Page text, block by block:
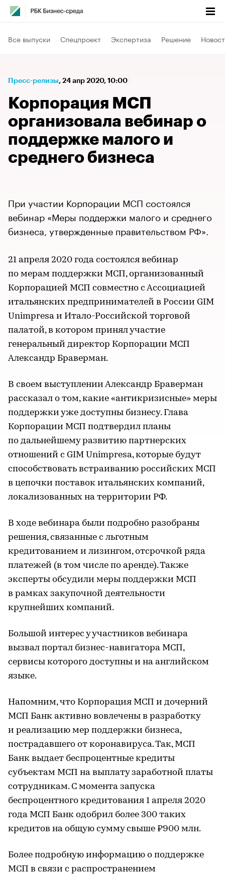
Все выпуски Спецпроект Экспертиза Решение
Пресс-релизы⁠, 24 апр 2020, 10:00
Корпорация МСП
организовала вебинар о
поддержке малого и
среднего бизнеса
При участии Корпорации МСП состоялся
вебинар «Меры поддержки малого и среднего
бизнеса, утвержденные правительством РФ».
21 апреля 2020 года состоялся вебинар
по мерам поддержки МСП, организованный
Корпорацией МСП совместно с Ассоциацией
итальянских предпринимателей в России GIM
Unimpresa и Итало-Российской торговой
палатой, в котором принял участие
генеральный директор Корпорации МСП
Александр Браверман.
В своем выступлении Александр Браверман
рассказал о том, какие «антикризисные» меры
поддержки уже доступны бизнесу. Глава
Корпорации МСП подтвердил планы
по дальнейшему развитию партнерских
отношений с GIM Unimpresa, которые будут
способствовать встраиванию российских МСП
в цепочки поставок итальянских компаний,
локализованных на территории РФ.
В ходе вебинара были подробно разобраны
решения, связанные с льготным
кредитованием и лизингом, отсрочкой ряда
платежей (в том числе по аренде). Также
эксперты обсудили меры поддержки МСП
в рамках закупочной деятельности
крупнейших компаний.
Большой интерес у участников вебинара
вызвал портал бизнес-навигатора МСП,
сервисы которого доступны и на английском
языке.
Напомним, что Корпорация МСП и дочерний
МСП Банк активно вовлечены в разработку
и реализацию мер поддержки бизнеса,
пострадавшего от коронавируса. Так, МСП
Банк выдает беспроцентные кредиты
субъектам МСП на выплату заработной платы
сотрудникам. С момента запуска
беспроцентного кредитования 1 апреля 2020
года МСП Банк одобрил более 300 таких
кредитов на общую сумму свыше ₽900 млн.
Более подробную информацию о поддержке
МСП в связи с распространением